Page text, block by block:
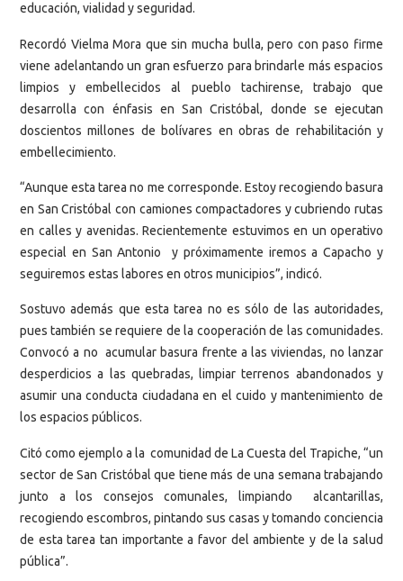
educación, vialidad y seguridad.
Recordó Vielma Mora que sin mucha bulla, pero con paso firme
viene adelantando un gran esfuerzo para brindarle más espacios
limpios y embellecidos al pueblo tachirense, trabajo que
desarrolla con énfasis en San Cristóbal, donde se ejecutan
doscientos millones de bolívares en obras de rehabilitación y
embellecimiento.
“Aunque esta tarea no me corresponde. Estoy recogiendo basura
en San Cristóbal con camiones compactadores y cubriendo rutas
en calles y avenidas. Recientemente estuvimos en un operativo
especial en San Antonio y próximamente iremos a Capacho y
seguiremos estas labores en otros municipios”, indicó.
Sostuvo además que esta tarea no es sólo de las autoridades,
pues también se requiere de la cooperación de las comunidades.
Convocó a no acumular basura frente a las viviendas, no lanzar
desperdicios a las quebradas, limpiar terrenos abandonados y
asumir una conducta ciudadana en el cuido y mantenimiento de
los espacios públicos.
Citó como ejemplo a la comunidad de La Cuesta del Trapiche, “un
sector de San Cristóbal que tiene más de una semana trabajando
junto a los consejos comunales, limpiando alcantarillas,
recogiendo escombros, pintando sus casas y tomando conciencia
de esta tarea tan importante a favor del ambiente y de la salud
pública”.